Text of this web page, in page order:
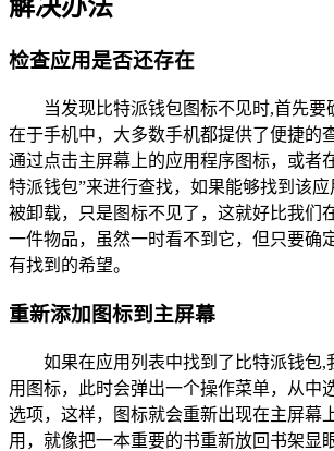
解决办法
检查应用是否还存在
当发现比特派钱包图标不见时,首先要
在于手机中，大多数手机都提供了便捷的
通过点击主屏幕上的应用程序图标，或者
特派钱包”来进行查找，如果能够找到该
被卸载，只是图标不见了，这就好比我们
一件物品，虽然一时看不到它，但只要确
有找到的希望。
重新添加图标到主屏幕
如果在应用列表中找到了比特派钱包,
用图标，此时会弹出一个操作菜单，从中
选项，这样，图标就会重新出现在主屏幕
用，就像把一本重要的书重新放回书架显